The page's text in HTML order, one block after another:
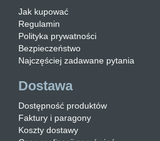
Jak kupować
Regulamin
Polityka prywatności
Bezpieczeństwo
Najczęściej zadawane pytania
Dostawa
Dostępność produktów
Faktury i paragony
Koszty dostawy